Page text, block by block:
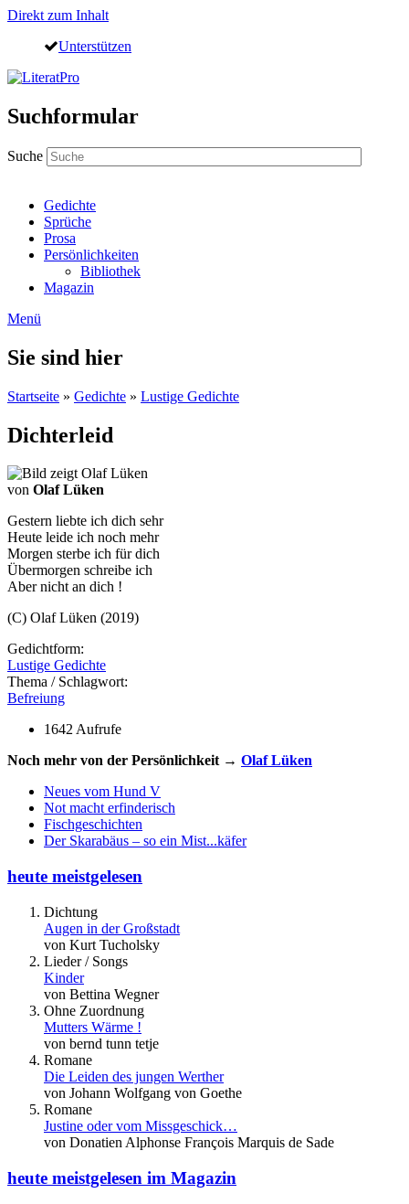
Direkt zum Inhalt
Unterstützen
Suchformular
Suche
Gedichte
Sprüche
Prosa
Persönlichkeiten
Bibliothek
Magazin
Menü
Sie sind hier
Startseite » Gedichte » Lustige Gedichte
Dichterleid
von Olaf Lüken
Gestern liebte ich dich sehr
Heute leide ich noch mehr
Morgen sterbe ich für dich
Übermorgen schreibe ich
Aber nicht an dich !
(C) Olaf Lüken (2019)
Gedichtform:
Lustige Gedichte
Thema / Schlagwort:
Befreiung
1642 Aufrufe
Noch mehr von der Persönlichkeit → Olaf Lüken
Neues vom Hund V
Not macht erfinderisch
Fischgeschichten
Der Skarabäus – so ein Mist...käfer
heute meistgelesen
Dichtung
Augen in der Großstadt
von Kurt Tucholsky
Lieder / Songs
Kinder
von Bettina Wegner
Ohne Zuordnung
Mutters Wärme !
von bernd tunn tetje
Romane
Die Leiden des jungen Werther
von Johann Wolfgang von Goethe
Romane
Justine oder vom Missgeschick…
von Donatien Alphonse François Marquis de Sade
heute meistgelesen im Magazin